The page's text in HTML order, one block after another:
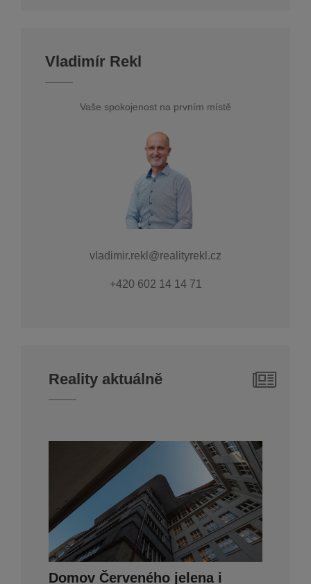
Vladimír Rekl
Vaše spokojenost na prvním místě
vladimir.rekl@realityrekl.cz
+420 602 14 14 71
Reality aktuálně
Domov Červeného jelena i